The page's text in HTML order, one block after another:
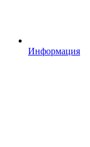
Информация